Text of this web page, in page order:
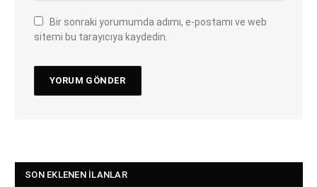
Bir sonraki yorumumda adımı, e-postamı ve web
sitemi bu tarayıcıya kaydedin.
SON EKLENEN İLANLAR